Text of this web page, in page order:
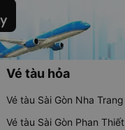
Vé tàu hỏa
Vé tàu Sài Gòn Nha Trang
Vé tàu Sài Gòn Phan Thiết